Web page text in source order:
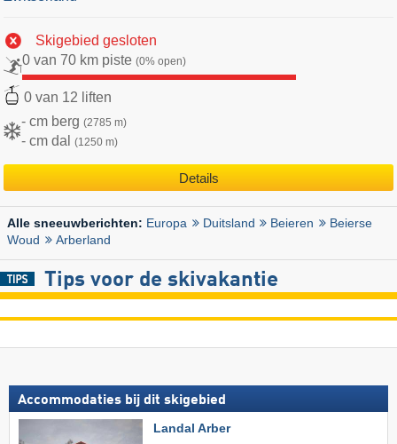
Skigebied gesloten
0 van 70 km piste (0% open)
0 van 12 liften
- cm berg (2785 m)
- cm dal (1250 m)
Details
Alle sneeuwberichten: Europa Duitsland Beieren
Beierse
Woud
Arberland
Tips voor de skivakantie
Accommodaties bij dit skigebied
Landal Arber